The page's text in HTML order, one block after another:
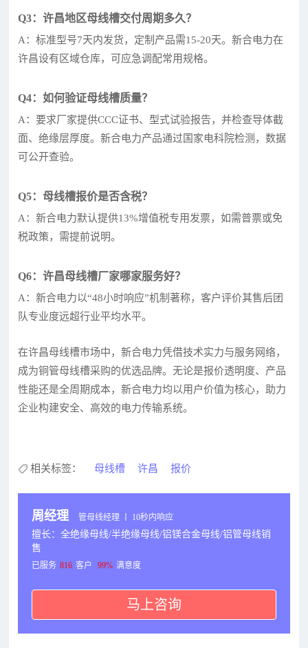
Q3：许昌地区母线槽交付周期多久？
A：标准型号7天内发货，定制产品需15-20天。新合电力在
许昌设有区域仓库，可应急调配常用规格。
Q4：如何验证母线槽质量？
A：要求厂家提供CCC证书、型式试验报告，并检查导体截
面、绝缘层厚度。新合电力产品通过国家电科院检测，数据
可公开查验。
Q5：母线槽报价是否含税？
A：新合电力默认提供13%增值税专用发票，如需普票或免
税政策，需提前说明。
Q6：许昌母线槽厂家哪家服务好？
A：新合电力以“48小时响应”机制著称，客户评价其售后团
队专业度远超行业平均水平。
在许昌母线槽市场中，新合电力凭借技术实力与服务网络，
成为铜管母线槽采购的优选品牌。无论是报价透明度、产品
性能还是全周期成本，新合电力均以用户价值为核心，助力
企业构建安全、高效的电力传输系统。
相关标签： 母线槽 许昌 报价
周经理 管母线经理 丨 10秒内响应
擅长：全绝缘母线/半绝缘母线/铝镁合金母线/铝管母线销
售
已服务 816 客户 99% 满意度
马上咨询